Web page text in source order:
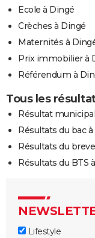
Ecole à Dingé
Crèches à Dingé
Maternités à
Prix immobilier à
Référendum à
Tous les
Résultat
Résultats du bac
Résultats du
Résultats du BTS
Lifestyle